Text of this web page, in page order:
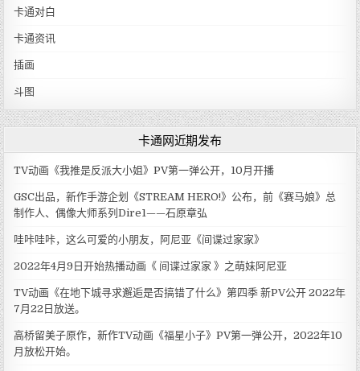
卡通对白
卡通资讯
插画
斗图
卡通网近期发布
TV动画《我推是反派大小姐》PV第一弹公开，10月开播
GSC出品，新作手游企划《STREAM HERO!》公布，前《赛马娘》总
制作人、偶像大师系列Dire1——石原章弘
哇咔哇咔，这么可爱的小朋友，阿尼亚《间谍过家家》
2022年4月9日开始热播动画《 间谍过家家 》之萌妹阿尼亚
TV动画《在地下城寻求邂逅是否搞错了什么》第四季 新PV公开 2022年
7月22日放送。
高桥留美子原作，新作TV动画《福星小子》PV第一弹公开，2022年10
月放松开始。